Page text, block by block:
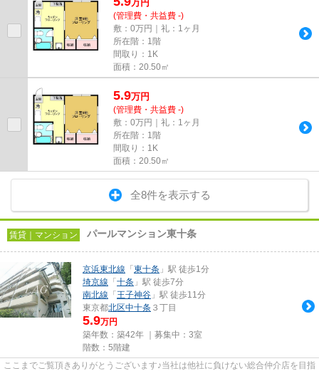
万円
(管理費・共益費 -)
敷：0万円｜礼：1ヶ月
所在階：1階
間取り：1K
面積：20.50㎡
5.9万円
(管理費・共益費 -)
敷：0万円｜礼：1ヶ月
所在階：1階
間取り：1K
面積：20.50㎡
全8件を表示する
賃貸｜マンション パールマンション東十条
京浜東北線 「 東十条 」駅 徒歩1分
埼京線 「 十条 」駅 徒歩7分
南北線 「 王子神谷 」駅 徒歩11分
東京都北区中十条 ３丁目
5.9万円
築年数：築42年 ｜募集中： 3室
階数：5階建
ここまでご覧頂きありがとうございます♪当社は他社に負けない総合仲介店を目指